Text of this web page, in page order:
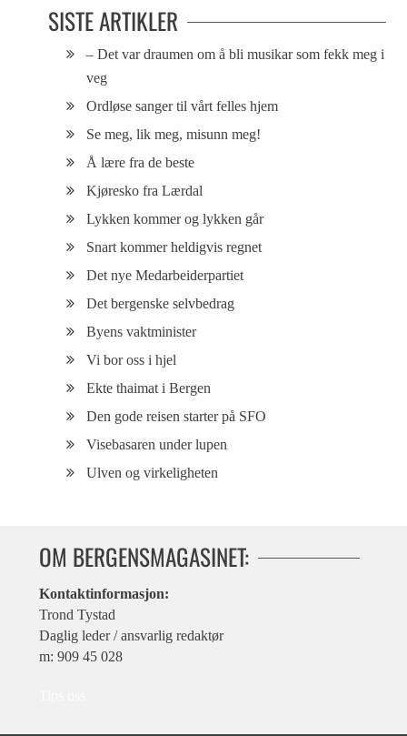
SISTE ARTIKLER
– Det var draumen om å bli musikar som fekk meg i
veg
Ordløse sanger til vårt felles hjem
Se meg, lik meg, misunn meg!
Å lære fra de beste
Kjøresko fra Lærdal
Lykken kommer og lykken går
Snart kommer heldigvis regnet
Det nye Medarbeiderpartiet
Det bergenske selvbedrag
Byens vaktminister
Vi bor oss i hjel
Ekte thaimat i Bergen
Den gode reisen starter på SFO
Visebasaren under lupen
Ulven og virkeligheten
OM BERGENSMAGASINET:
Kontaktinformasjon:
Trond Tystad
Daglig leder / ansvarlig redaktør
m: 909 45 028